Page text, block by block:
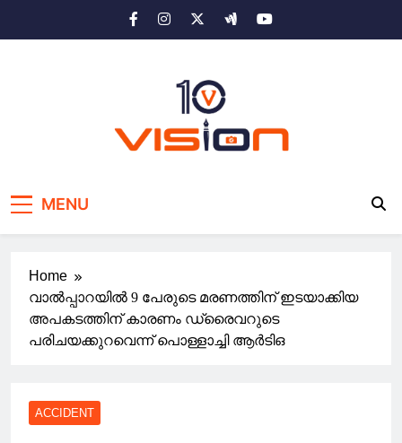
MENU
Home
വാൽ‍പ്പാറയിൽ 9 പേരുടെ മരണത്തിന് ഇടയാക്കിയ
അപകടത്തിന് കാരണം ഡ്രൈവറുടെ
പരിചയക്കുറവെന്ന് പൊള്ളാച്ചി ആർടിഒ
ACCIDENT